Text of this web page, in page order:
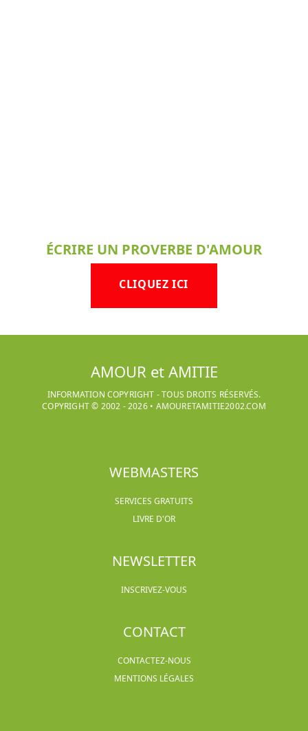
ÉCRIRE UN PROVERBE D'AMOUR
CLIQUEZ ICI
AMOUR et AMITIE
INFORMATION COPYRIGHT - TOUS DROITS RÉSERVÉS.
COPYRIGHT © 2002 -2026• AMOURETAMITIE2002.COM
WEBMASTERS
SERVICES GRATUITS
LIVRE D'OR
NEWSLETTER
INSCRIVEZ-VOUS
CONTACT
CONTACTEZ-NOUS
MENTIONS LÉGALES